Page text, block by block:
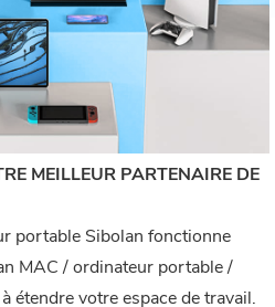
MEILLEUR PARTENAIRE DE
portable Sibolan fonctionne
MAC / ordinateur portable /
étendre votre espace de travail.